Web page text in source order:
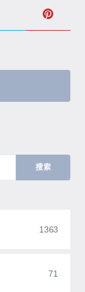
搜索
1363
71